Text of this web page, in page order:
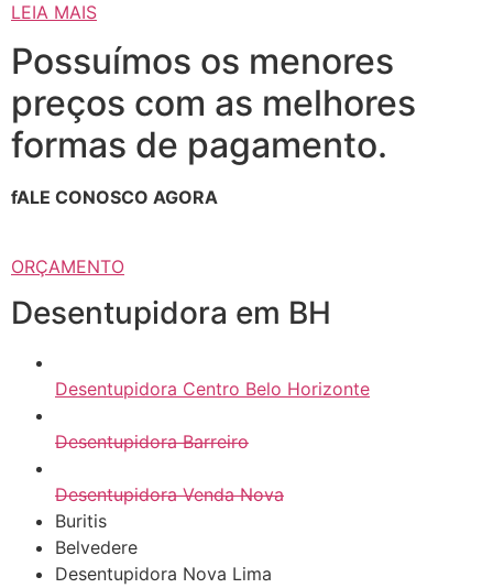
LEIA MAIS
Possuímos os menores
preços com as melhores
formas de pagamento.
fALE CONOSCO AGORA
ORÇAMENTO
Desentupidora em BH
Desentupidora Centro Belo Horizonte
Desentupidora Barreiro
Desentupidora Venda Nova
Buritis
Belvedere
Desentupidora Nova Lima